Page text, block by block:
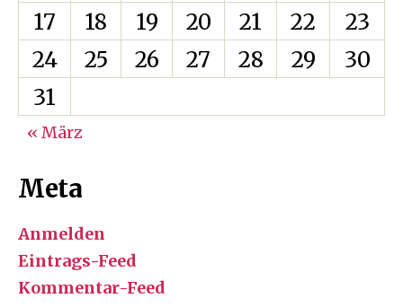
17
18 19 20 21 22
23
24
25 26 27 28 29
30
31
« März
Meta
Anmelden
Eintrags-Feed
Kommentar-Feed